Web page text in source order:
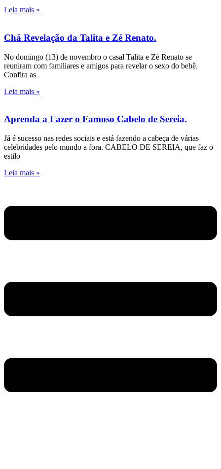
Leia mais »
Chá Revelação da Talita e Zé Renato.
No domingo (13) de novembro o casal Talita e Zé Renato se
reuniram com familiares e amigos para revelar o sexo do bebê.
Confira as
Leia mais »
Aprenda a Fazer o Famoso Cabelo de Sereia.
Já é sucesso nas redes sociais e está fazendo a cabeça de várias
celebridades pelo mundo a fora. CABELO DE SEREIA, que faz o
estilo
Leia mais »